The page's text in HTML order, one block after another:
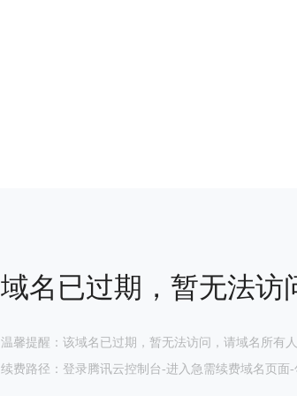
域名已过期，暂无法访
温馨提醒：该域名已过期，暂无法访问，请域名所有
续费路径：登录腾讯云控制台-进入急需续费域名页面